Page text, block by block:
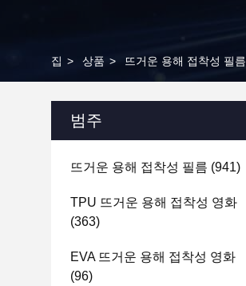
집 > 상품 > 뜨거운 용해 접착성 필름
범주
뜨거운 용해 접착성 필름 (941)
TPU 뜨거운 용해 접착성 영화
(363)
EVA 뜨거운 용해 접착성 영화
(96)